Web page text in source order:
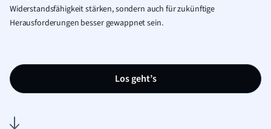
Widerstandsfähigkeit stärken, sondern auch für zukünftige
Herausforderungen besser gewappnet sein.
Los geht’s